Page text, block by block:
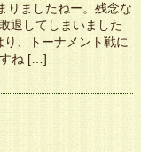
りましたねー。残念な
退してしまいました
、トーナメント戦に
すね […]